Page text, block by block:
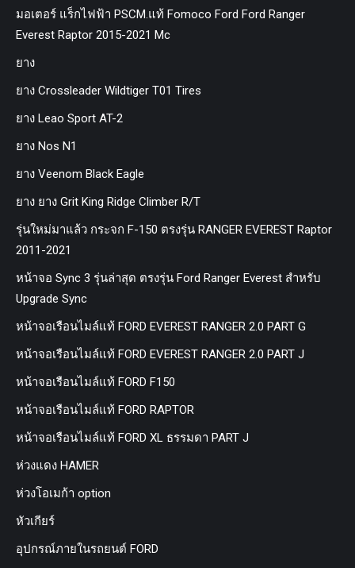
มอเตอร์ แร็กไฟฟ้า PSCM.แท้ Fomoco Ford Ford Ranger
Everest Raptor 2015-2021 Mc
ยาง
ยาง Crossleader Wildtiger T01 Tires
ยาง Leao Sport AT-2
ยาง Nos N1
ยาง Veenom Black Eagle
ยาง ยาง Grit King Ridge Climber R/T
รุ่นใหม่มาแล้ว กระจก F-150 ตรงรุ่น RANGER EVEREST Raptor
2011-2021
หน้าจอ Sync 3 รุ่นล่าสุด ตรงรุ่น Ford Ranger Everest สำหรับ
Upgrade Sync
หน้าจอเรือนไมล์แท้ FORD EVEREST RANGER 2.0 PART G
หน้าจอเรือนไมล์แท้ FORD EVEREST RANGER 2.0 PART J
หน้าจอเรือนไมล์แท้ FORD F150
หน้าจอเรือนไมล์แท้ FORD RAPTOR
หน้าจอเรือนไมล์แท้ FORD XL ธรรมดา PART J
ห่วงแดง HAMER
ห่วงโอเมก้า option
หัวเกียร์
อุปกรณ์ภายในรถยนต์ FORD